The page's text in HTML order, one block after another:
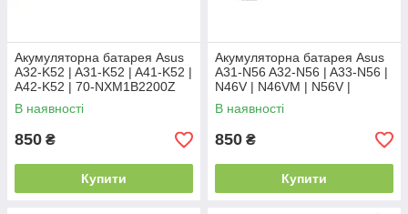
Акумуляторна батарея Asus
A32-K52 | A31-K52 | A41-K52 |
A42-K52 | 70-NXM1B2200Z
В наявності
850 ₴
Купити
Акумуляторна батарея Asus
A31-N56 A32-N56 | A33-N56 |
N46V | N46VM | N56V |
N56VZ | N76V | N76VM
В наявності
850 ₴
Купити